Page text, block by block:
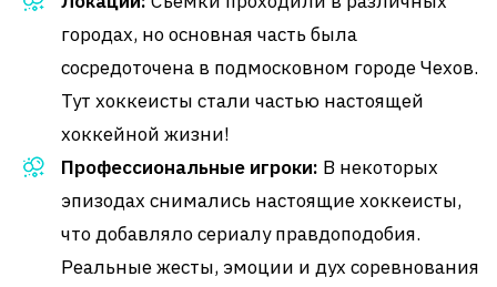
городах, но основная часть была
сосредоточена в подмосковном городе Чехов.
Тут хоккеисты стали частью настоящей
хоккейной жизни!
Профессиональные игроки: В некоторых
эпизодах снимались настоящие хоккеисты,
что добавляло сериалу правдоподобия.
Реальные жесты, эмоции и дух соревнования